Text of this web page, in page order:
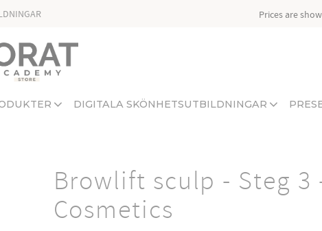
Prices are
DIGITALA SKÖNHETSUTBILDNINGAR
Browlift sculp - Steg 3
Cosmetics